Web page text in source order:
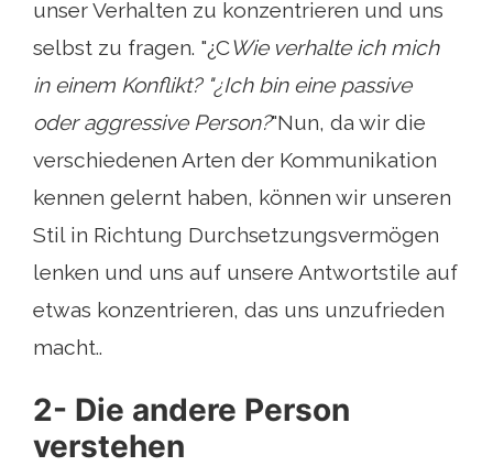
unser Verhalten zu konzentrieren und uns
selbst zu fragen. "¿CWie verhalte ich mich
in einem Konflikt? "¿Ich bin eine passive
oder aggressive Person?"Nun, da wir die
verschiedenen Arten der Kommunikation
kennen gelernt haben, können wir unseren
Stil in Richtung Durchsetzungsvermögen
lenken und uns auf unsere Antwortstile auf
etwas konzentrieren, das uns unzufrieden
macht..
2- Die andere Person
verstehen